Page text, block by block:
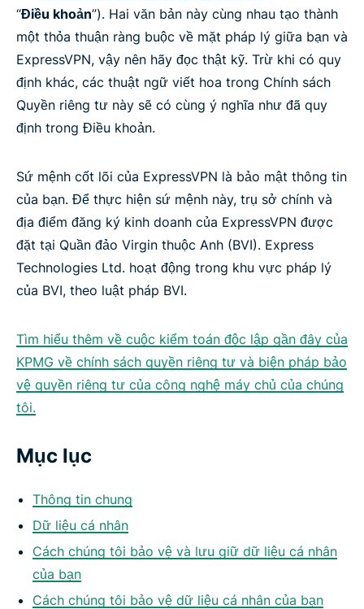
“Điều khoản”). Hai văn bản này cùng nhau tạo thành
một thỏa thuận ràng buộc về mặt pháp lý giữa bạn và
ExpressVPN, vậy nên hãy đọc thật kỹ. Trừ khi có quy
định khác, các thuật ngữ viết hoa trong Chính sách
Quyền riêng tư này sẽ có cùng ý nghĩa như đã quy
định trong Điều khoản.
Sứ mệnh cốt lõi của ExpressVPN là bảo mật thông tin
của bạn. Để thực hiện sứ mệnh này, trụ sở chính và
địa điểm đăng ký kinh doanh của ExpressVPN được
đặt tại Quần đảo Virgin thuộc Anh (BVI). Express
Technologies Ltd. hoạt động trong khu vực pháp lý
của BVI, theo luật pháp BVI.
Tìm hiểu thêm về cuộc kiểm toán độc lập gần đây của
KPMG về chính sách quyền riêng tư và biện pháp bảo
vệ quyền riêng tư của công nghệ máy chủ của chúng
tôi.
Mục lục
Thông tin chung
Dữ liệu cá nhân
Cách chúng tôi bảo vệ và lưu giữ dữ liệu cá nhân
của bạn
Cách chúng tôi bảo vệ dữ liệu cá nhân của bạn